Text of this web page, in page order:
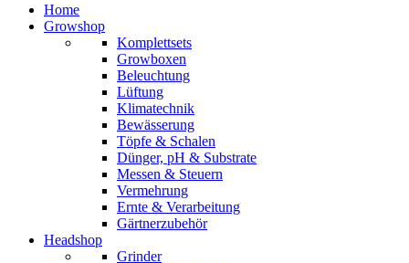
Home
Growshop
Komplettsets
Growboxen
Beleuchtung
Lüftung
Klimatechnik
Bewässerung
Töpfe & Schalen
Dünger, pH & Substrate
Messen & Steuern
Vermehrung
Ernte & Verarbeitung
Gärtnerzubehör
Headshop
Grinder